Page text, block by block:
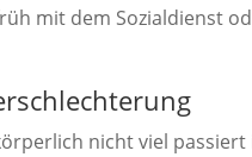
mit dem Sozialdienst
nicht viel passiert